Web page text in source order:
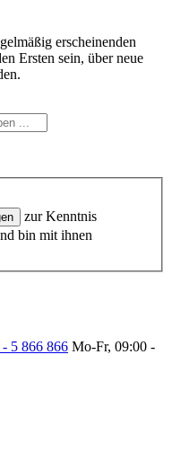
erscheinenden
Ersten sein, über neue
zur Kenntnis
bin mit ihnen
5 866 866 Mo-Fr, 09:00 -